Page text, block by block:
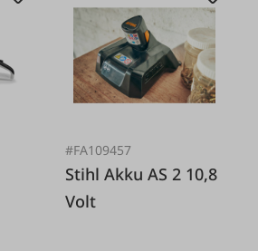
#FA109457
Stihl Akku AS 2 10,8
Volt